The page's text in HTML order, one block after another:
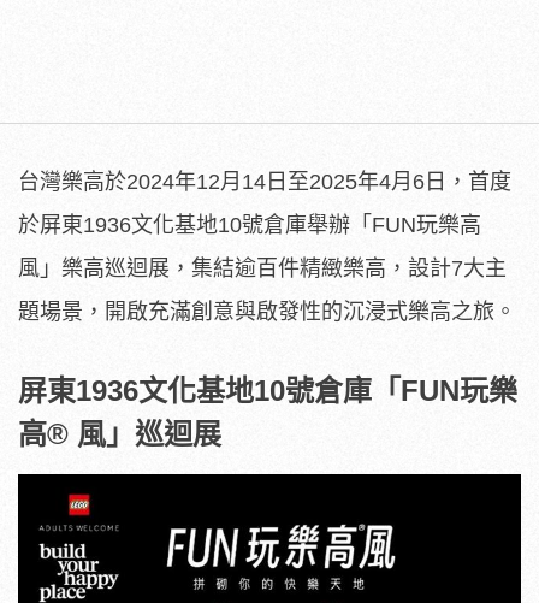
台灣樂高於2024年12月14日至2025年4月6日，首度
於屏東1936文化基地10號倉庫舉辦「FUN玩樂高
風」樂高巡迴展，集結逾百件精緻樂高，設計7大主
題場景，開啟充滿創意與啟發性的沉浸式樂高之旅。
屏東1936文化基地10號倉庫「 FUN玩樂
高® 風」巡迴展